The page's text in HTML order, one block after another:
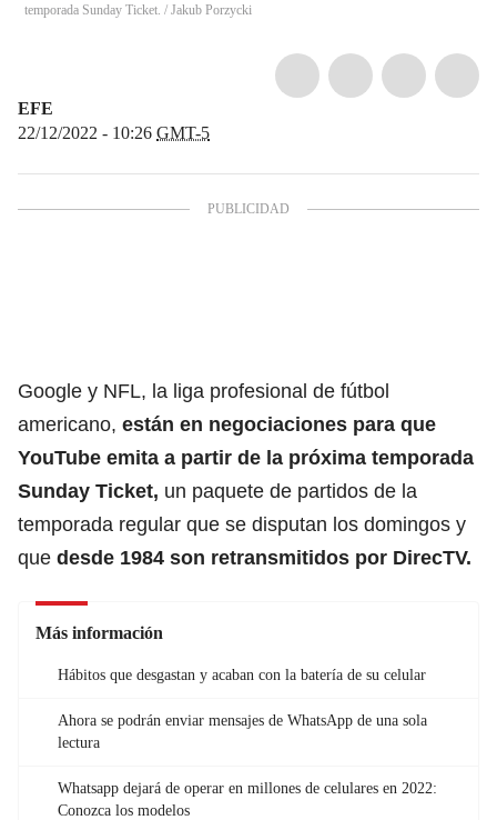
temporada Sunday Ticket. / Jakub Porzycki
EFE
22/12/2022 - 10:26 GMT-5
Google y NFL, la liga profesional de fútbol
americano, están en negociaciones para que
YouTube emita a partir de la próxima temporada
Sunday Ticket, un paquete de partidos de la
temporada regular que se disputan los domingos y
que desde 1984 son retransmitidos por DirecTV.
Más información
Hábitos que desgastan y acaban con la batería de su celular
Ahora se podrán enviar mensajes de WhatsApp de una sola
lectura
Whatsapp dejará de operar en millones de celulares en 2022:
Conozca los modelos